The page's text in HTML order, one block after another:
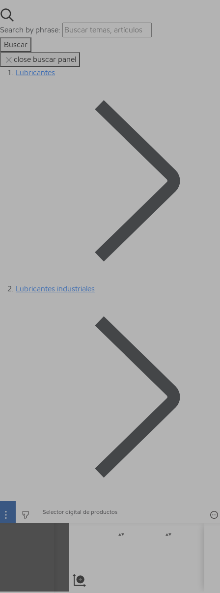
Search by phrase:
Buscar
close buscar panel
Lubricantes
Lubricantes industriales
Selector digital de productos